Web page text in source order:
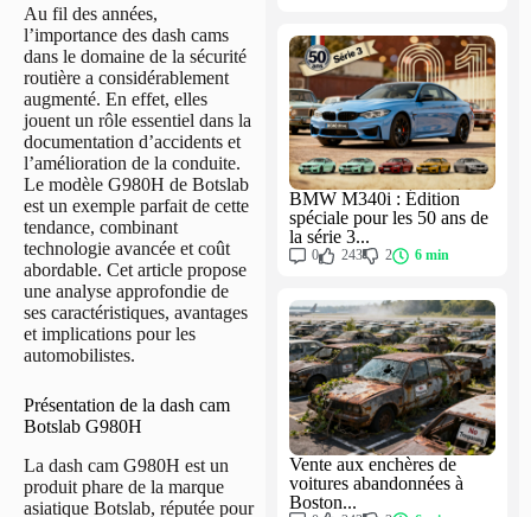
Au fil des années,
l’importance des dash cams
dans le domaine de la sécurité
routière a considérablement
augmenté. En effet, elles
jouent un rôle essentiel dans la
documentation d’accidents et
l’amélioration de la conduite.
Le modèle G980H de Botslab
est un exemple parfait de cette
tendance, combinant
technologie avancée et coût
abordable. Cet article propose
une analyse approfondie de
ses caractéristiques, avantages
et implications pour les
automobilistes.
Présentation de la dash cam
Botslab G980H
La dash cam G980H est un
produit phare de la marque
asiatique Botslab, réputée pour
BMW M340i : Édition
spéciale pour les 50 ans de
la série 3...
0 243 2 6 min
Vente aux enchères de
voitures abandonnées à
Boston...